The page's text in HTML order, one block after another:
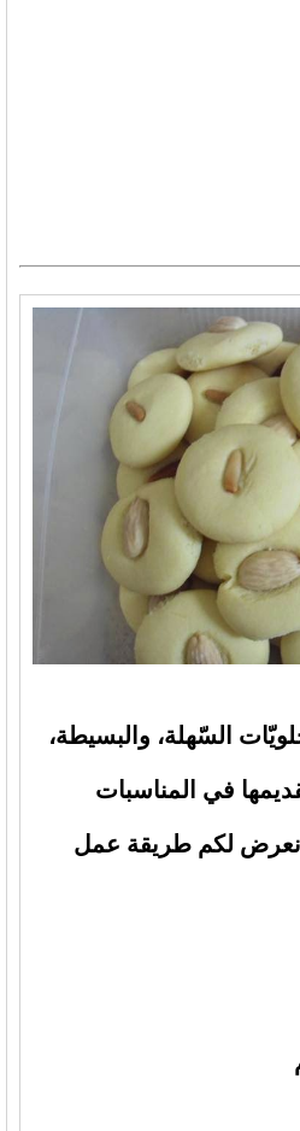
السّهلة، والبسيطة،
في المناسبات
نعرض لكم طريقة عمل